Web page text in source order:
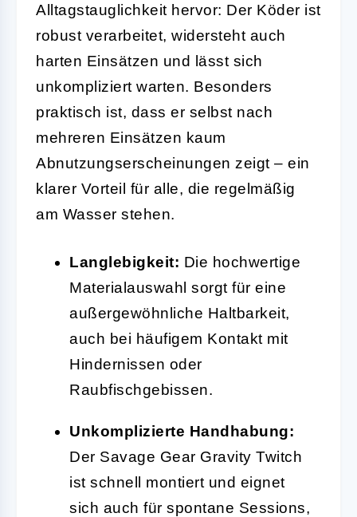
Alltagstauglichkeit hervor: Der Köder ist
robust verarbeitet, widersteht auch
harten Einsätzen und lässt sich
unkompliziert warten. Besonders
praktisch ist, dass er selbst nach
mehreren Einsätzen kaum
Abnutzungserscheinungen zeigt – ein
klarer Vorteil für alle, die regelmäßig
am Wasser stehen.
Langlebigkeit: Die hochwertige
Materialauswahl sorgt für eine
außergewöhnliche Haltbarkeit,
auch bei häufigem Kontakt mit
Hindernissen oder
Raubfischgebissen.
Unkomplizierte Handhabung:
Der Savage Gear Gravity Twitch
ist schnell montiert und eignet
sich auch für spontane Sessions,